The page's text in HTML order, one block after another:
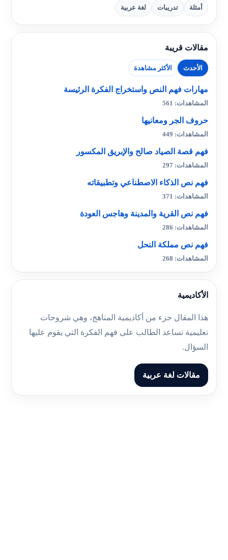
أمثلة تدريبات لغة عربية
مقالات قريبة
الأحدث الأكثر مشاهدة
مهارات فهم النص واستخراج الفكرة الرئيسة
المشاهدات: 561
حروف الجر ومعانيها
المشاهدات: 449
فهم قصة الصياد صالح والإبريق المكسور
المشاهدات: 297
فهم نص الذكاء الاصطناعي وتطبيقاته
المشاهدات: 371
فهم نص القرية والمدينة وهاجس العودة
المشاهدات: 286
فهم نص مملكة النحل
المشاهدات: 268
الأكاديمية
هذا المقال جزء من أكاديمية المناهج، وهي شروحات
تعليمية تساعد الطالب على فهم الفكرة التي يقوم عليها
السؤال.
مقالات لغة عربية